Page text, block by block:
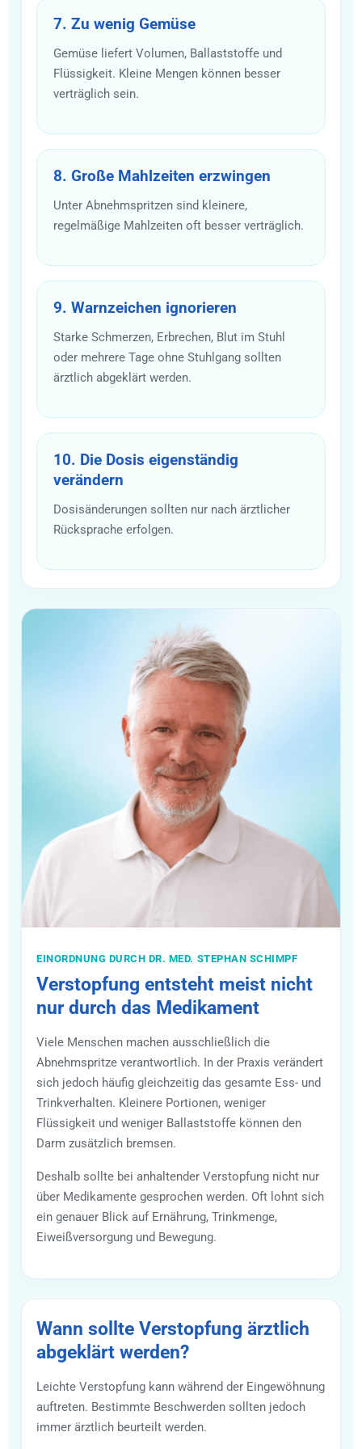
7. Zu wenig Gemüse
Gemüse liefert Volumen, Ballaststoffe und
Flüssigkeit. Kleine Mengen können besser
verträglich sein.
8. Große Mahlzeiten erzwingen
Unter Abnehmspritzen sind kleinere,
regelmäßige Mahlzeiten oft besser verträglich.
9. Warnzeichen ignorieren
Starke Schmerzen, Erbrechen, Blut im Stuhl
oder mehrere Tage ohne Stuhlgang sollten
ärztlich abgeklärt werden.
10. Die Dosis eigenständig
verändern
Dosisänderungen sollten nur nach ärztlicher
Rücksprache erfolgen.
EINORDNUNG DURCH DR. MED. STEPHAN SCHIMPF
Verstopfung entsteht meist nicht
nur durch das Medikament
Viele Menschen machen ausschließlich die
Abnehmspritze verantwortlich. In der Praxis verändert
sich jedoch häufig gleichzeitig das gesamte Ess- und
Trinkverhalten. Kleinere Portionen, weniger
Flüssigkeit und weniger Ballaststoffe können den
Darm zusätzlich bremsen.
Deshalb sollte bei anhaltender Verstopfung nicht nur
über Medikamente gesprochen werden. Oft lohnt sich
ein genauer Blick auf Ernährung, Trinkmenge,
Eiweißversorgung und Bewegung.
Wann sollte Verstopfung ärztlich
abgeklärt werden?
Leichte Verstopfung kann während der Eingewöhnung
auftreten. Bestimmte Beschwerden sollten jedoch
immer ärztlich beurteilt werden.